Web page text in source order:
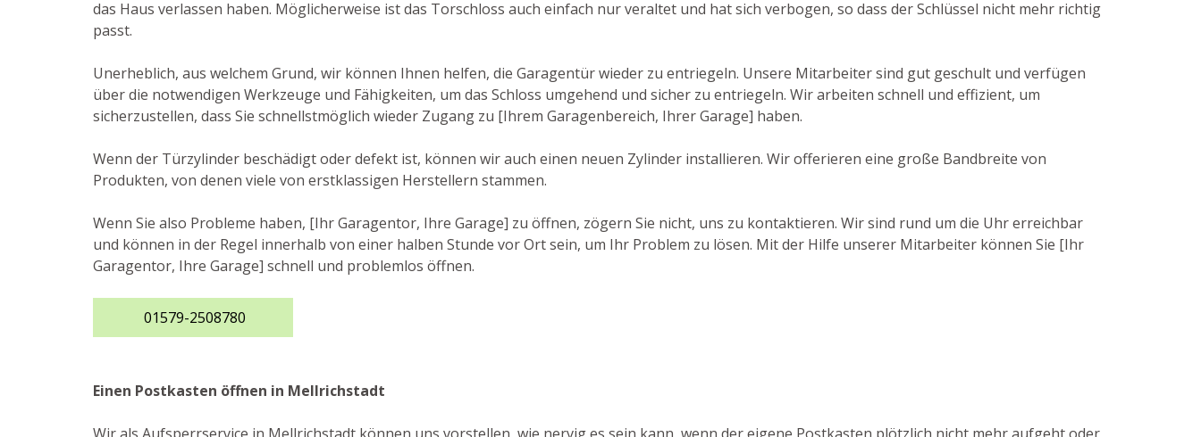
das Haus verlassen haben. Möglicherweise ist das Torschloss auch einfach nur veraltet und hat sich verbogen, so dass der Schlüssel nicht mehr richtig
passt.
Unerheblich, aus welchem Grund, wir können Ihnen helfen, die Garagentür wieder zu entriegeln. Unsere Mitarbeiter sind gut geschult und verfügen
über die notwendigen Werkzeuge und Fähigkeiten, um das Schloss umgehend und sicher zu entriegeln. Wir arbeiten schnell und effizient, um
sicherzustellen, dass Sie schnellstmöglich wieder Zugang zu [Ihrem Garagenbereich, Ihrer Garage] haben.
Wenn der Türzylinder beschädigt oder defekt ist, können wir auch einen neuen Zylinder installieren. Wir offerieren eine große Bandbreite von
Produkten, von denen viele von erstklassigen Herstellern stammen.
Wenn Sie also Probleme haben, [Ihr Garagentor, Ihre Garage] zu öffnen, zögern Sie nicht, uns zu kontaktieren. Wir sind rund um die Uhr erreichbar
und können in der Regel innerhalb von einer halben Stunde vor Ort sein, um Ihr Problem zu lösen. Mit der Hilfe unserer Mitarbeiter können Sie [Ihr
Garagentor, Ihre Garage] schnell und problemlos öffnen.
01579-2508780
Einen Postkasten öffnen in Mellrichstadt